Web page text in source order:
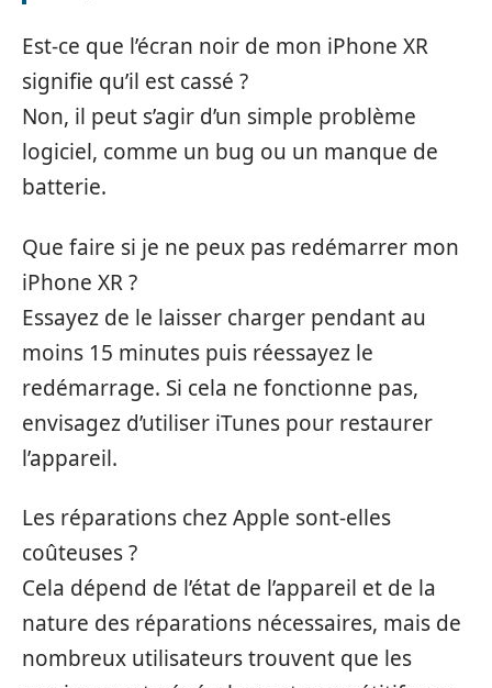
Est-ce que l’écran noir de mon iPhone XR
signifie qu’il est cassé ?
Non, il peut s’agir d’un simple problème
logiciel, comme un bug ou un manque de
batterie.
Que faire si je ne peux pas redémarrer mon
iPhone XR ?
Essayez de le laisser charger pendant au
moins 15 minutes puis réessayez le
redémarrage. Si cela ne fonctionne pas,
envisagez d’utiliser iTunes pour restaurer
l’appareil.
Les réparations chez Apple sont-elles
coûteuses ?
Cela dépend de l’état de l’appareil et de la
nature des réparations nécessaires, mais de
nombreux utilisateurs trouvent que les